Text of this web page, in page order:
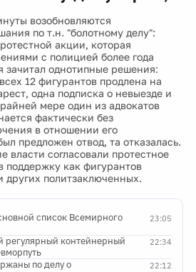
возобновляются
по т.н. "болотному делу":
акции, которая
с полицией более года
зачитал однотипные решения:
12 фигурантов продлена на
одна подписка о невыезде и
мере один из адвокатов
фактически без
в отношении его
предложен отвод, та отказалась.
власти согласовали протестное
поддержку как фигурантов
других политзаключенных.
23:05
список Всемирного
22:34
регулярный контейнерный
22:12
по делу о